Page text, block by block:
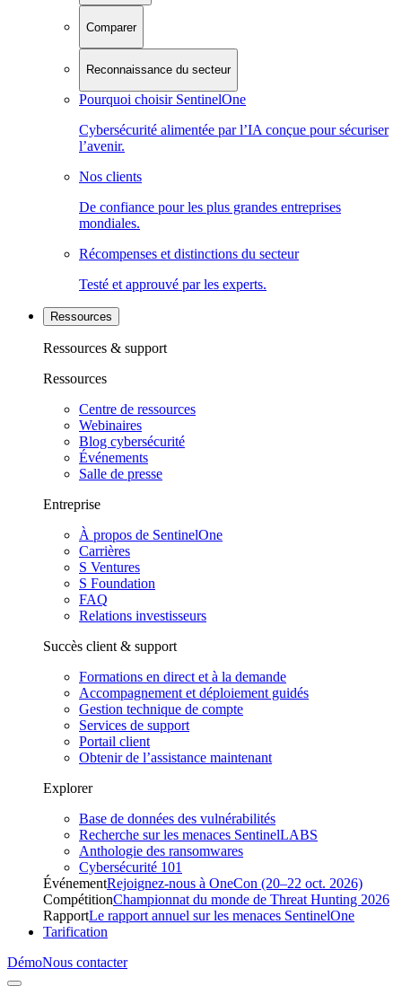
Comparer
Reconnaissance du secteur
Pourquoi choisir SentinelOne
Cybersécurité alimentée par l’IA conçue pour sécuriser
l’avenir.
Nos clients
De confiance pour les plus grandes entreprises
mondiales.
Récompenses et distinctions du secteur
Testé et approuvé par les experts.
Ressources
Ressources & support
Ressources
Centre de ressources
Webinaires
Blog cybersécurité
Événements
Salle de presse
Entreprise
À propos de SentinelOne
Carrières
S Ventures
S Foundation
FAQ
Relations investisseurs
Succès client & support
Formations en direct et à la demande
Accompagnement et déploiement guidés
Gestion technique de compte
Services de support
Portail client
Obtenir de l’assistance maintenant
Explorer
Base de données des vulnérabilités
Recherche sur les menaces SentinelLABS
Anthologie des ransomwares
Cybersécurité 101
ÉvénementRejoignez-nous à OneCon (20–22 oct. 2026)
CompétitionChampionnat du monde de Threat Hunting 2026
RapportLe rapport annuel sur les menaces SentinelOne
Tarification
DémoNous contacter